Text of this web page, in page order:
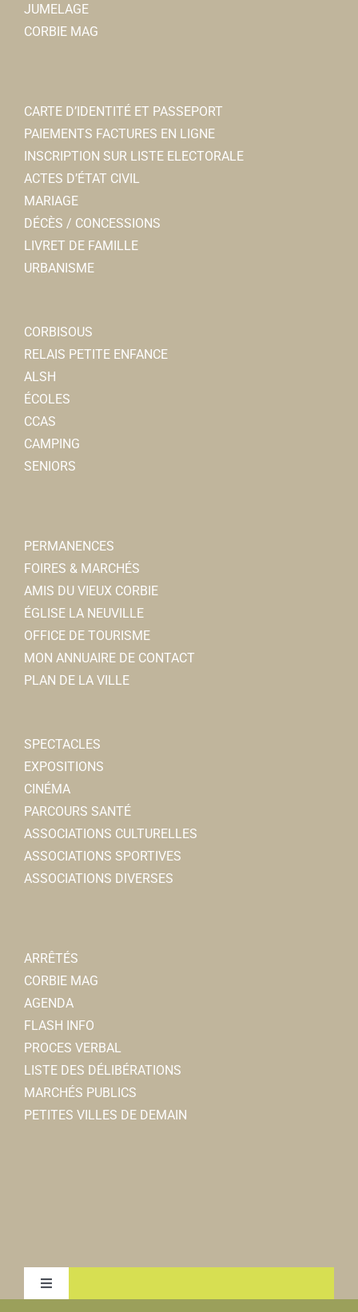
JUMELAGE
CORBIE MAG
CARTE D’IDENTITÉ ET PASSEPORT
PAIEMENTS FACTURES EN LIGNE
INSCRIPTION SUR LISTE ELECTORALE
ACTES D’ÉTAT CIVIL
MARIAGE
DÉCÈS / CONCESSIONS
LIVRET DE FAMILLE
URBANISME
CORBISOUS
RELAIS PETITE ENFANCE
ALSH
ÉCOLES
CCAS
CAMPING
SENIORS
PERMANENCES
FOIRES & MARCHÉS
AMIS DU VIEUX CORBIE
ÉGLISE LA NEUVILLE
OFFICE DE TOURISME
MON ANNUAIRE DE CONTACT
PLAN DE LA VILLE
SPECTACLES
EXPOSITIONS
CINÉMA
PARCOURS SANTÉ
ASSOCIATIONS CULTURELLES
ASSOCIATIONS SPORTIVES
ASSOCIATIONS DIVERSES
ARRÊTÉS
CORBIE MAG
AGENDA
FLASH INFO
PROCES VERBAL
LISTE DES DÉLIBÉRATIONS
MARCHÉS PUBLICS
PETITES VILLES DE DEMAIN
Toggle